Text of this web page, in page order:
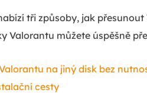
tři způsoby, jak
Valorantu můžete úspěšně
na jiný disk bez
cesty